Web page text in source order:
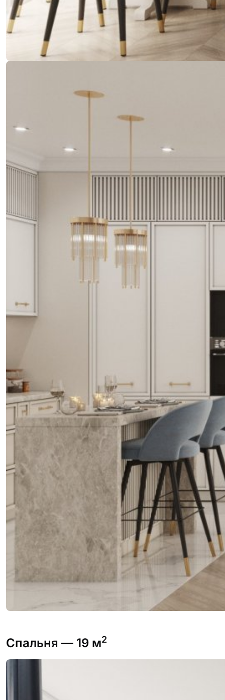
Спальня — 19 м2